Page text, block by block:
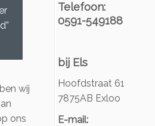
wij
ons
Telefoon:
0591-549188
bij Els
Hoofdstraat 61
7875AB Exloo
E-mail: